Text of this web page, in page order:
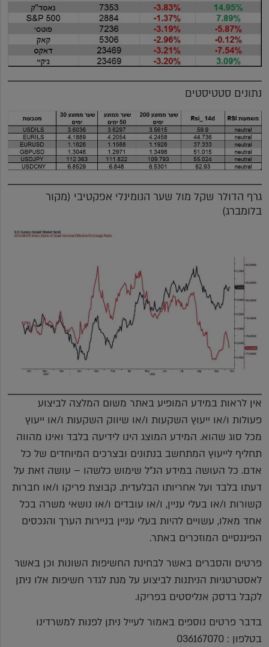
נתונים סטטיסטים
גרף הדולר שקל מול שער הנומינלי אפקטיבי (מקור
בלומברג)
אין לראות במידע המופיע באתר משום המלצה לביצוע
פעולות ו/או ייעוץ השקעות ו/או שיווק השקעות ו/או ייעוץ
מכל סוג שהוא. המידע המוצג הינו לידיעה בלבד ואינו מהווה
תחליף לייעוץ המתחשב בנתונים ובצרכים המיוחדים של כל
אדם. כל העושה במידע הנ"ל שימוש כלשהו – עושה זאת על
דעתו בלבד ועל אחריותו הבלעדית. קבוצת פריקו ו/או חברות
קשורות ו/או בעלי עניין, ו/או עובדים ו/או נושאי משרה בכל
אחד מאלו, עשויים להיות בעלי עניין בניירות הערך והנכסים
הפיננסיים המוזכרים באתר.
פרטים והסברים באשר לבחינת החשיפות השונות וכן באשר
לאסטרטגיות הניתנות לביצוע על מנת לגדר חשיפות אלו ניתן
לקבל בדסק אנליסטים בפריקו.
בדבר פרטים נוספים באמור לעייל ניתן לפנות למשרדינו
בטלפון : 036167070